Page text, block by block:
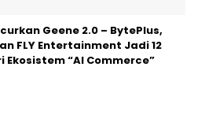
Geene 2.0 – BytePlus,
FLY Entertainment Jadi 12
Ekosistem “AI Commerce”